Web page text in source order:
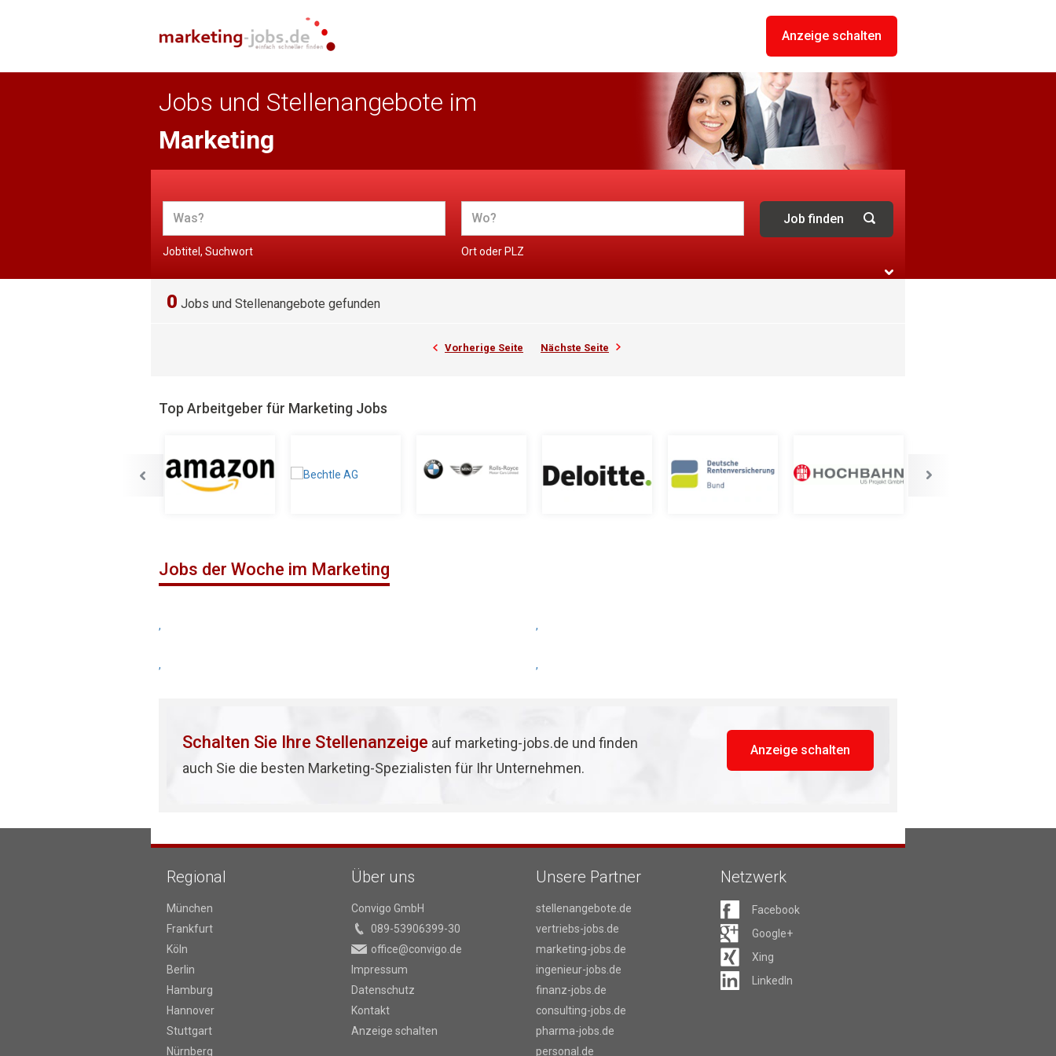
Anzeige schalten
Jobs und Stellenangebote im
Marketing
Jobtitel, Suchwort Ort oder PLZ
0 Jobs und Stellenangebote gefunden
Vorherige Seite Nächste Seite
Top Arbeitgeber für Marketing Jobs
Jobs der Woche im Marketing
, ,
, ,
Schalten Sie Ihre Stellenanzeige auf marketing-jobs.de und finden
auch Sie die besten Marketing-Spezialisten für Ihr Unternehmen.
Anzeige schalten
Regional
München
Frankfurt
Köln
Berlin
Hamburg
Hannover
Stuttgart
Nürnberg
Über uns
Convigo GmbH
089-53906399-30
office@convigo.de
Impressum
Datenschutz
Kontakt
Anzeige schalten
Unsere Partner
stellenangebote.de
vertriebs-jobs.de
marketing-jobs.de
ingenieur-jobs.de
finanz-jobs.de
consulting-jobs.de
pharma-jobs.de
personal.de
Netzwerk
Facebook
Google+
Xing
LinkedIn